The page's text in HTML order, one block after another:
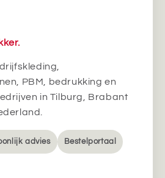
PBM, bedrukking en
in Tilburg, Brabant
advies Bestelportaal